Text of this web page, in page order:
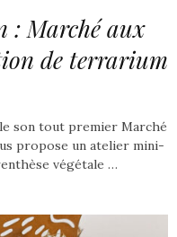
: Marché aux
de terrarium
son tout premier Marché
propose un atelier mini-
végétale …